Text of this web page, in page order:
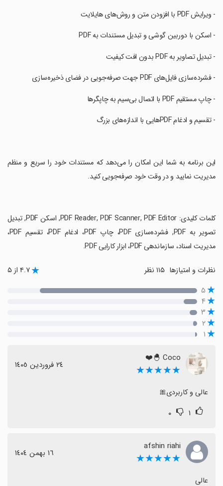
‏- ویرایش PDF با افزودن متن و روش‌های هایلایت
‏- اسکن با دوربین گوشی و تبدیل مستندات به PDF
‏- تبدیل تصاویر به PDF بدون افت کیفیت
‏- فشرده‌سازی فایل‌های PDF جهت صرفه‌جویی در فضای ذخیره‌سازی
‏- چاپ مستقیم PDF با اتصال بی‌سیم به چاپگرها
‏- تقسیم و ادغام PDFهایی با اندازه‌های بزرگ
‏این برنامه به شما این امکان را می‌دهد که مستندات خود را سریع و منظم
مدیریت نمایید و در وقت خود صرفه‌جویی کنید.
‏کلمات کلیدی: PDF Reader, PDF Scanner, PDF Editor, اسکن PDF, تبدیل
تصویر به PDF, فشرده‌سازی PDF، چاپ PDF، ادغام PDF، تقسیم PDF،
مدیریت اسناد، سازماندهی PDF، ابزار کارایی PDF.
نظرات و امتیازها ۴.۷ از ۵
۵
۴
۳
۲
۱
Coco 🐣❤️
★★★★★ ٢٤ فروردین ١٤٠٥
عالی و کاربردی🎀
۱ ۰
afshin riahi
★★★★★ ١٦ بهمن ١٤٠٤
عالی